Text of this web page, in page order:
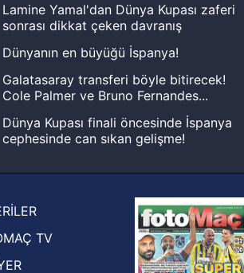
Lamine Yamal'dan Dünya Kupası zaferi
sonrası dikkat çeken davranış
Dünyanın en büyüğü İspanya!
Galatasaray transferi böyle bitirecek!
Cole Palmer ve Bruno Fernandes...
Dünya Kupası finali öncesinde İspanya
cephesinde can sıkan gelişme!
Hernan Crespo, Meksika Ligi
ekiplerinden Atlas'ın yeni teknik direktörü
oldu TV